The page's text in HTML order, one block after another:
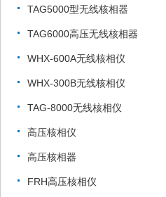
TAG5000型无线核相器
TAG6000高压无线核相器
WHX-600A无线核相仪
WHX-300B无线核相仪
TAG-8000无线核相仪
高压核相仪
高压核相器
FRH高压核相仪